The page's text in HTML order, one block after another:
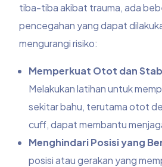
tiba-tiba akibat trauma, ada
pencegahan yang dapat
mengurangi risiko:
Memperkuat Otot dan
Melakukan latihan untuk
sekitar bahu, terutama otot
cuff, dapat membantu
Menghindari Posisi yang
posisi atau gerakan yang